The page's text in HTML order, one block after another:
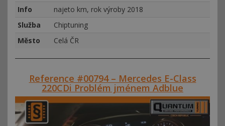
Info
najeto km, rok výroby 2018
Služba
Chiptuning
Město
Celá ČR
Reference #00794 – Mercedes E-Class
220CDi Problém jménem Adblue